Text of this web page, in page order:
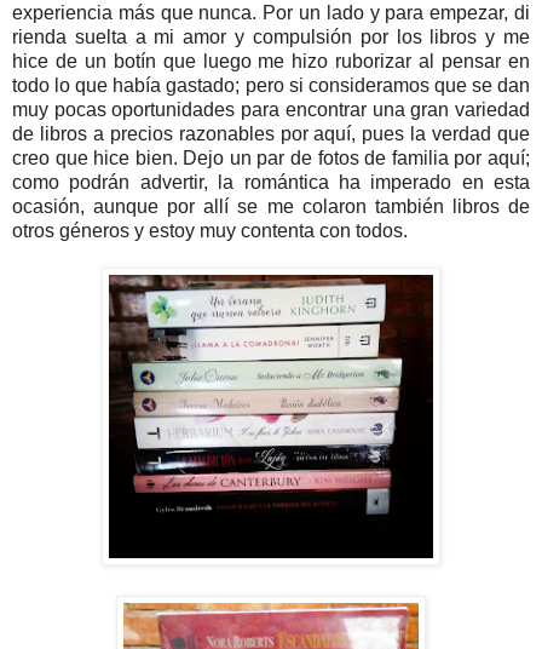
experiencia más que nunca. Por un lado y para empezar, di
rienda suelta a mi amor y compulsión por los libros y me
hice de un botín que luego me hizo ruborizar al pensar en
todo lo que había gastado; pero si consideramos que se dan
muy pocas oportunidades para encontrar una gran variedad
de libros a precios razonables por aquí, pues la verdad que
creo que hice bien. Dejo un par de fotos de familia por aquí;
como podrán advertir, la romántica ha imperado en esta
ocasión, aunque por allí se me colaron también libros de
otros géneros y estoy muy contenta con todos.